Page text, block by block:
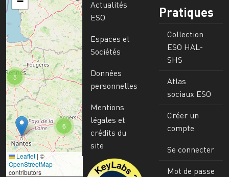
6
5
Leaflet | ©
OpenStreetMap
contributors
Actualités
ESO
Espaces et
Sociétés
Données
personnelles
Mentions
légales et
crédits du
site
Image
Pratiques
Collection
ESO HAL-
SHS
Atlas
sociaux ESO
Créer un
compte
Se connecter
Mot de passe